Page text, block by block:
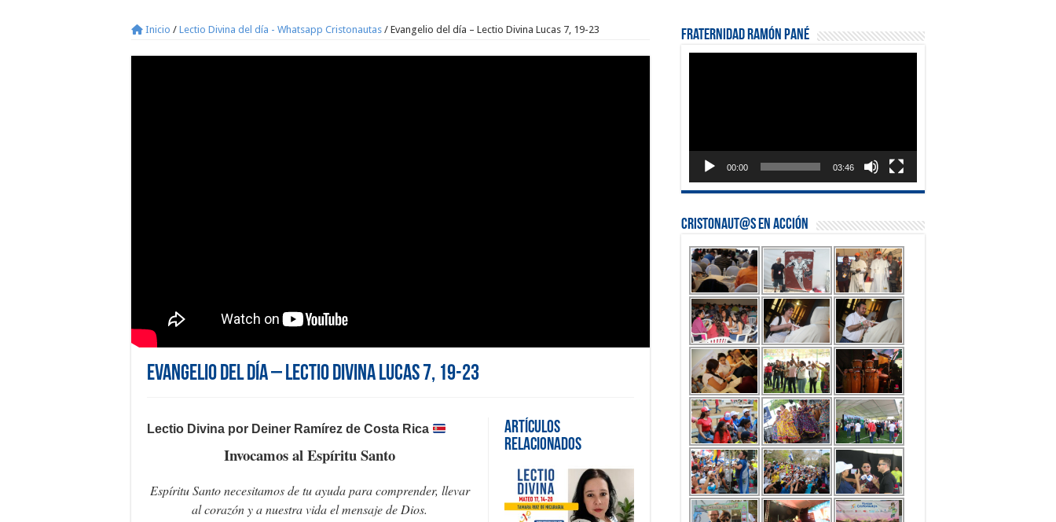
Inicio / Lectio Divina del día - Whatsapp Cristonautas / Evangelio del día – Lectio Divina Lucas 7, 19-23
Evangelio del día – Lectio Divina Lucas 7, 19-23
Artículos
Relacionados
Lectio Divina por Deiner Ramírez de Costa Rica
Invocamos al Espíritu Santo
Espíritu Santo necesitamos de tu ayuda para comprender, llevar
al corazón y a nuestra vida el mensaje de Dios.
Fraternidad Ramón Pané
00:00 03:46
Cristonaut@s en Acción